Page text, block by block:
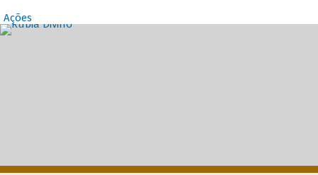
Ações
Destaques